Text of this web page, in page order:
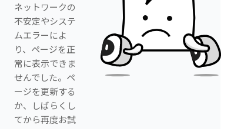
ネットワークの
不安定やシステ
ムエラーによ
り、ページを正
常に表示できま
せんでした。ペ
ージを更新する
か、しばらくし
てから再度お試